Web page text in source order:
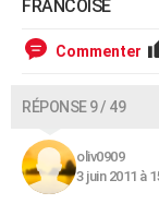
FRANCOISE
Commenter
RÉPONSE 9 / 49
oliv0909
3 juin 2011 à